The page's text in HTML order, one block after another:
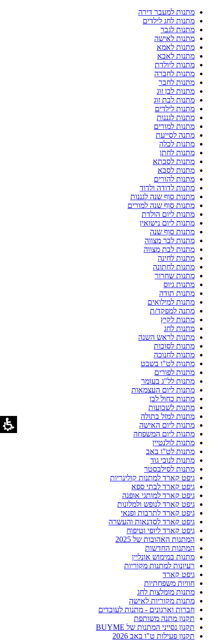
מתנות למעבר דירה
מתנות לחג לילדים
מתנות לגבר
מתנות לאישה
מתנות לאמא
מתנות לאבא
מתנות ליולדת
מתנות לחברה
מתנות לחבר
מתנות לבן זוג
מתנות לבת זוג
מתנות לילדים
מתנות לגננות
מתנות למורים
מתנה לסייעת
מתנות לכלה
מתנות לחתן
מתנות לסבתא
מתנות לסבא
מתנות להורים
מתנות לדודה ולדוד
מתנות סוף שנה לגננות
מתנות סוף שנה למורים
מתנות ליום הולדת
מתנות ליום נישואין
מתנות סוף שנה
מתנות לבר מצווה
מתנות לבת מצווה
מתנות לחינה
מתנות לחתונה
מתנות שחרור
מתנות גיוס
מתנות תודה
מתנות למילואים
מתנה למפקד/ת
מתנות לקיץ
מתנות לחג
מתנות לראש השנה
מתנות לסוכות
מתנות לחנוכה
מתנות לט"ו בשבט
מתנות לפורים
מתנות לל"ג בעומר
מתנות ליום העצמאות
מתנות כחול לבן
מתנות לשבועות
מתנות למזל בתולה
מתנות ליום האישה
מתנות ליום המשפחה
מתנות לולנטיין
מתנות לט"ו באב
מתנות לנובי גוד
מתנות לסילבסטר
גיפט קארד למתנות קולינריות
גיפט קארד לבתי ספא
גיפט קארד למותגי אופנה
גיפט קארד לנופש ולמלונות
גיפט קארד לתרבות ופנאי
גיפט קארד לסדנאות והעשרה
גיפט קארד ליופי וטיפוח
המתנות האהובות של 2025
המתנות החדשות
מתנות במימוש אונליין
רעיונות למתנות מקוריות
גיפט קארד
חוויות משפחתיות
מתנות מומלצות לחג
מתנות מקוריות לאישה
חברות וארגונים - מתנות לעובדים
תקנון מתנה משותפת
תקנון נסייני המתנות של BUYME
תקנון פעילות ט"ו באב 2026